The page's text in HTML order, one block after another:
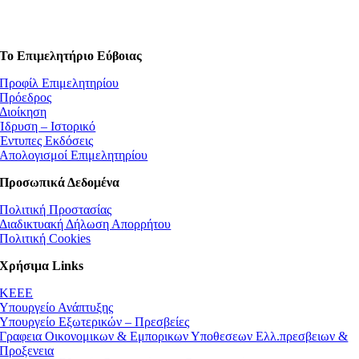
Το Επιμελητήριο Εύβοιας
Προφίλ Επιμελητηρίου
Πρόεδρος
Διοίκηση
Ίδρυση – Ιστορικό
Έντυπες Εκδόσεις
Απολογισμοί Επιμελητηρίου
Προσωπικά Δεδομένα
Πολιτική Προστασίας
Διαδικτυακή Δήλωση Απορρήτου
Πολιτική Cookies
Χρήσιμα Links
ΚEEE
Υπουργείο Ανάπτυξης
Υπουργείο Εξωτερικών – Πρεσβείες
Γραφεια Οικονομικων & Εμπορικων Υποθεσεων Ελλ.πρεσβειων &
Προξενεια